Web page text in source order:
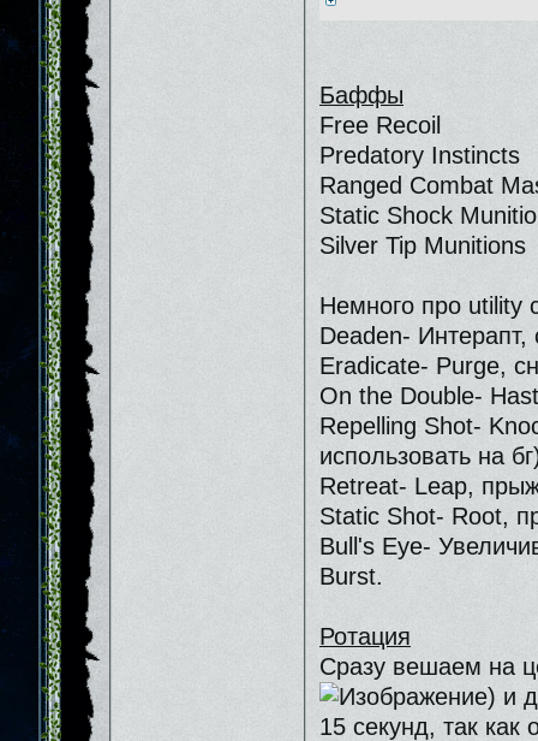
Баффы
Free Recoil
Predatory Instincts
Ranged Combat
Static Shock
Silver Tip Munitions
Немного про utility
Deaden- Интерапт,
Eradicate- Purge,
On the Double-
Repelling Shot-
использовать на
Retreat- Leap,
Static Shot- Root,
Bull's Eye-
Burst.
Ротация
Сразу вешаем на
) и
15 секунд, так как